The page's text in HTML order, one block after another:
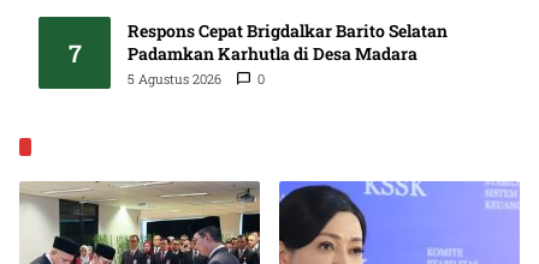
7
Respons Cepat Brigdalkar Barito Selatan
Padamkan Karhutla di Desa Madara
5 Agustus 2026 0